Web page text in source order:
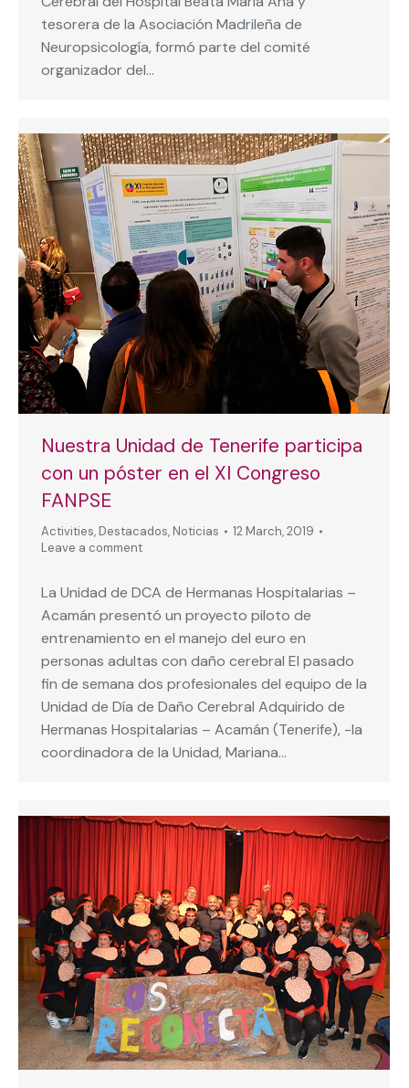
tesorera de la Asociación Madrileña de
Neuropsicología, formó parte del comité
organizador del…
Nuestra Unidad de Tenerife participa
con un póster en el XI Congreso
FANPSE
Activities, Destacados, Noticias
12 March, 2019
Leave a comment
La Unidad de DCA de Hermanas Hospitalarias –
Acamán presentó un proyecto piloto de
entrenamiento en el manejo del euro en
personas adultas con daño cerebral El pasado
fin de semana dos profesionales del equipo de la
Unidad de Día de Daño Cerebral Adquirido de
Hermanas Hospitalarias – Acamán (Tenerife), -la
coordinadora de la Unidad, Mariana…